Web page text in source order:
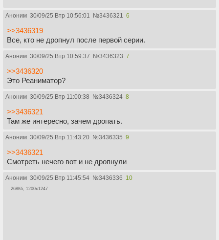
Аноним 30/09/25 Втр 10:56:01 №3436321 6
>>3436319
Все, кто не дропнул после первой серии.
Аноним 30/09/25 Втр 10:59:37 №3436323 7
>>3436320
Это Реаниматор?
Аноним 30/09/25 Втр 11:00:38 №3436324 8
>>3436321
Там же интересно, зачем дропать.
Аноним 30/09/25 Втр 11:43:20 №3436335 9
>>3436321
Смотреть нечего вот и не дропнули
Аноним 30/09/25 Втр 11:45:54 №3436336 10
268Кб, 1200x1247